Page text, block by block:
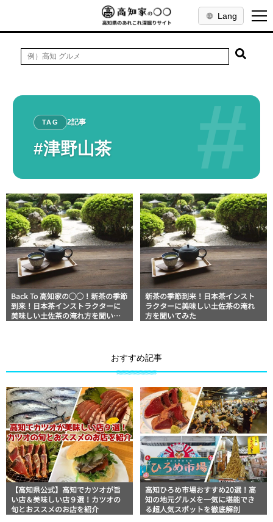
Lang
#
TAG 2記事
#津野山茶
Back To 高知家の◯◯！新茶の季節
到来！日本茶インストラクターに
美味しい土佐茶の淹れ方を聞いて
新茶の季節到来！日本茶インスト
ラクターに美味しい土佐茶の淹れ
方を聞いてみた
おすすめ記事
【高知県公式】高知でカツオが旨
い店＆美味しい店９選！カツオの
旬とおススメのお店を紹介
高知ひろめ市場おすすめ20選！高
知の地元グルメを一気に堪能でき
る超人気スポットを徹底解剖